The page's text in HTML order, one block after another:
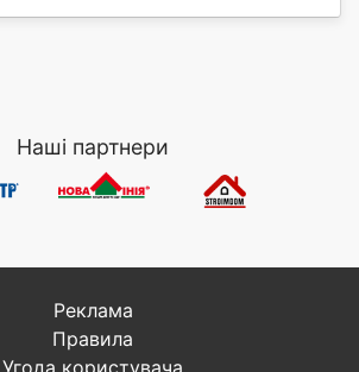
Наші партнери
Реклама
Правила